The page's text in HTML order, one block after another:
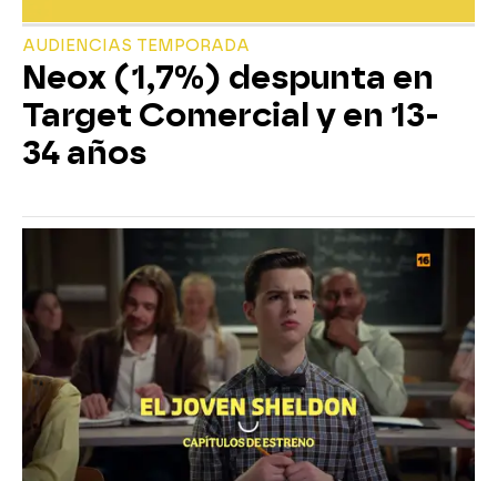
AUDIENCIAS TEMPORADA
Neox (1,7%) despunta en
Target Comercial y en 13-
34 años